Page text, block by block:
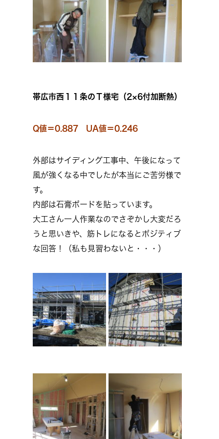
帯広市西１１条のＴ様宅（2×6付加断熱）
Q値＝0.887 UA値＝0.246
外部はサイディング工事中、午後になって
風が強くなる中でしたが本当にご苦労様で
す。
内部は石膏ボードを貼っています。
大工さん一人作業なのでさぞかし大変だろ
うと思いきや、筋トレになるとポジティブ
な回答！（私も見習わないと・・・）